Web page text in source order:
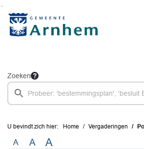
Zoeken
U bevindt zich hier: Home Vergaderingen
A A A